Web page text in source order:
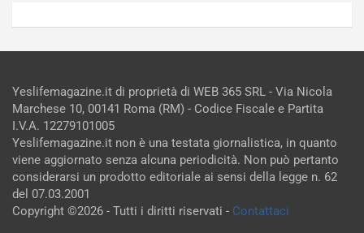
Yeslifemagazine.it di proprietà di WEB 365 SRL - Via Nicola
Marchese 10, 00141 Roma (RM) - Codice Fiscale e Partita
I.V.A. 12279101005
Yeslifemagazine.it non è una testata giornalistica, in quanto
viene aggiornato senza alcuna periodicità. Non può pertanto
considerarsi un prodotto editoriale ai sensi della legge n. 62
del 07.03.2001
Copyright ©2026 - Tutti i diritti riservati - Contattaci